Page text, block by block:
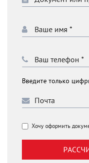
Введите только
Хочу оформить